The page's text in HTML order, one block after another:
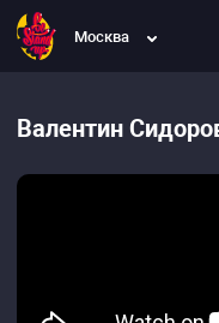
Москва
Валентин